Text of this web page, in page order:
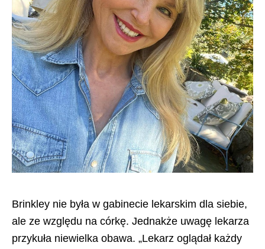
Brinkley nie była w gabinecie lekarskim dla siebie,
ale ze względu na córkę. Jednakże uwagę lekarza
przykuła niewielka obawa. „Lekarz oglądał każdy